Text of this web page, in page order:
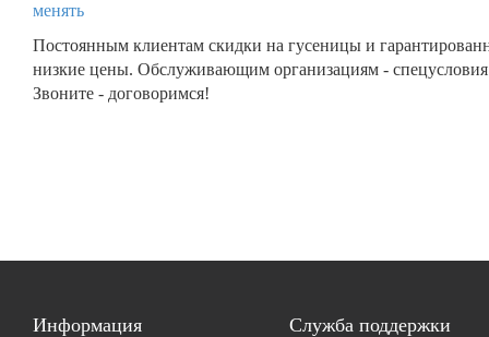
менять
Постоянным клиентам скидки на гусеницы и
низкие цены. Обслуживающим организациям -
Звоните - договоримся!
Информация Служба поддержки